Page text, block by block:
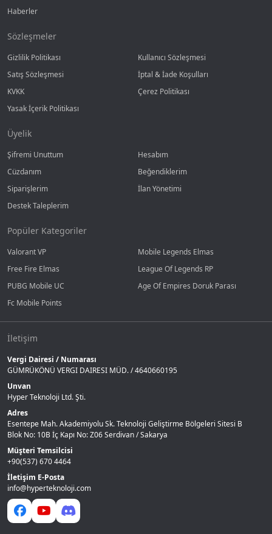
Haberler
Sözleşmeler
Gizlilik Politikası
Kullanıcı Sözleşmesi
Satış Sözleşmesi
İptal & İade Koşulları
KVKK
Çerez Politikası
Yasak İçerik Politikası
Üyelik
Şifremi Unuttum
Hesabım
Cüzdanım
Beğendiklerim
Siparişlerim
İlan Yönetimi
Destek Taleplerim
Popüler Kategoriler
Valorant VP
Mobile Legends Elmas
Free Fire Elmas
League Of Legends RP
PUBG Mobile UC
Age Of Empires Doruk Parası
Fc Mobile Points
İletişim
Vergi Dairesi / Numarası
GÜMRÜKÖNÜ VERGI DAIRESI MÜD. / 4640660195
Unvan
Hyper Teknoloji Ltd. Şti.
Adres
Esentepe Mah. Akademiyolu Sk. Teknoloji Geliştirme Bölgeleri Sitesi B
Blok No: 10B İç Kapı No: Z06 Serdivan / Sakarya
Müşteri Temsilcisi
+90(537) 670 4464
İletişim E-Posta
info@hyperteknoloji.com